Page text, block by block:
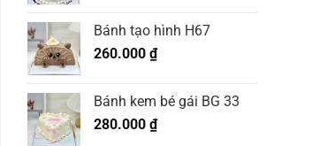
Bánh tạo hình H67
260.000 ₫
Bánh kem bé gái BG 33
280.000 ₫